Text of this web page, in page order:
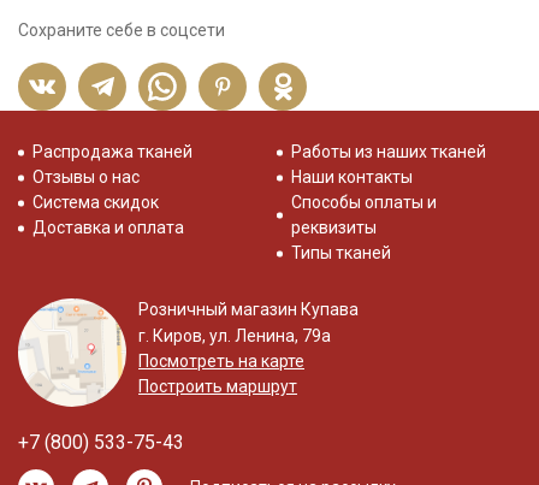
Сохраните себе в соцсети
Распродажа тканей
Отзывы о нас
Система скидок
Доставка и оплата
Работы из наших тканей
Наши контакты
Способы оплаты и
реквизиты
Типы тканей
Розничный магазин Купава
г. Киров, ул. Ленина, 79а
Посмотреть на карте
Построить маршрут
+7 (800) 533-75-43